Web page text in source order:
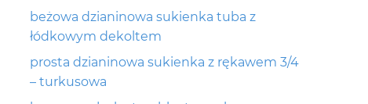
beżowa dzianinowa sukienka tuba z
łódkowym dekoltem
prosta dzianinowa sukienka z rękawem 3/4
– turkusowa